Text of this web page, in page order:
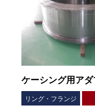
ケーシング用アダ
リング・フランジ